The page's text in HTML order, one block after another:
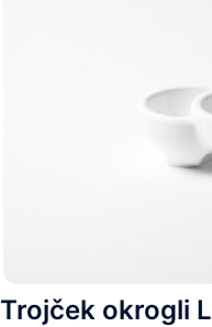
Trojček okrogli L